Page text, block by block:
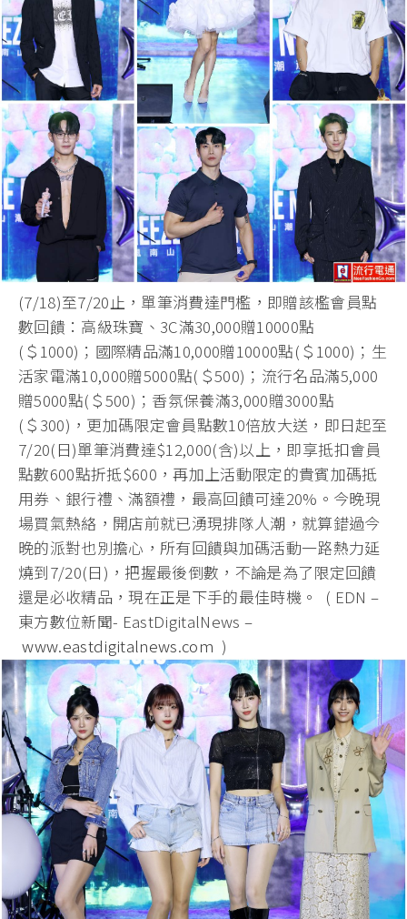
(7/18)至7/20止，單筆消費達門檻，即贈該檻會員點
數回饋：高級珠寶、3C滿30,000贈10000點
(＄1000)；國際精品滿10,000贈10000點(＄1000)；生
活家電滿10,000贈5000點(＄500)；流行名品滿5,000
贈5000點(＄500)；香氛保養滿3,000贈3000點
(＄300)，更加碼限定會員點數10倍放大送，即日起至
7/20(日)單筆消費達$12,000(含)以上，即享抵扣會員
點數600點折抵$600，再加上活動限定的貴賓加碼抵
用券、銀行禮、滿額禮，最高回饋可達20%。今晚現
場買氣熱絡，開店前就已湧現排隊人潮，就算錯過今
晚的派對也別擔心，所有回饋與加碼活動一路熱力延
燒到7/20(日)，把握最後倒數，不論是為了限定回饋
還是必收精品，現在正是下手的最佳時機。 ( EDN –
東方數位新聞- EastDigitalNews –
www.eastdigitalnews.com )